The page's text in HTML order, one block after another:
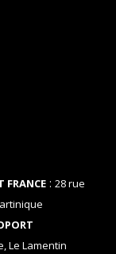
FRANCE: 28 rue
Le Lamentin